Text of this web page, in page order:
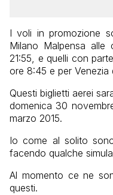
I voli in promozione
Milano Malpensa
21:55, e quelli con
ore 8:45 e per Venezia
Questi biglietti aerei
domenica 30
marzo 2015.
Io come al solito
facendo qualche
Al momento ce ne
questi.